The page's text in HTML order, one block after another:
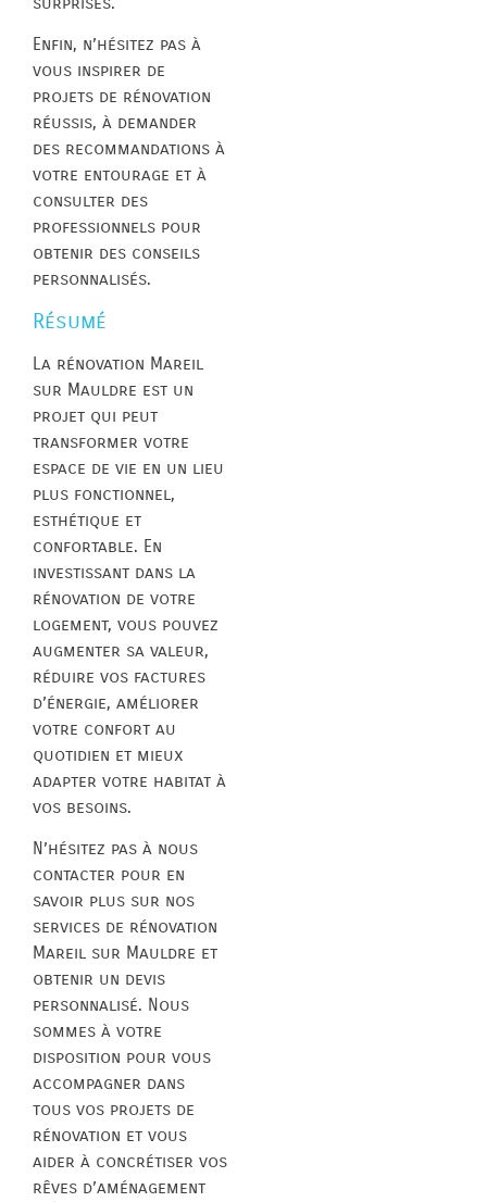
Enfin, n’hésitez pas à
vous inspirer de
projets de rénovation
réussis, à demander
des recommandations à
votre entourage et à
consulter des
professionnels pour
obtenir des conseils
personnalisés.
Résumé
La rénovation Mareil
sur Mauldre est un
projet qui peut
transformer votre
espace de vie en un lieu
plus fonctionnel,
esthétique et
confortable. En
investissant dans la
rénovation de votre
logement, vous pouvez
augmenter sa valeur,
réduire vos factures
d’énergie, améliorer
votre confort au
quotidien et mieux
adapter votre habitat à
vos besoins.
N’hésitez pas à nous
contacter pour en
savoir plus sur nos
services de rénovation
Mareil sur Mauldre et
obtenir un devis
personnalisé. Nous
sommes à votre
disposition pour vous
accompagner dans
tous vos projets de
rénovation et vous
aider à concrétiser vos
rêves d’aménagement